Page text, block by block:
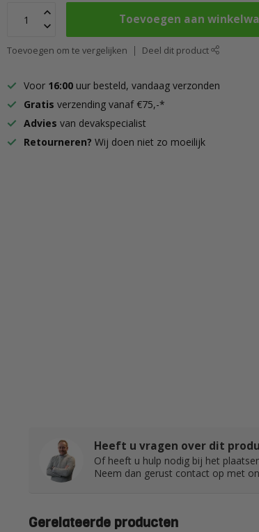
Toevoegen aan
Toevoegen om te vergelijken Deel dit product
Voor 16:00 uur besteld, vandaag verzonden
Gratis verzending vanaf €75,-*
Advies van devakspecialist
Retourneren?Wij doen niet zo moeilijk
Heeft u vragen over dit
Of heeft u hulp nodig bij het
Neem dan gerust contact op met
Gerelateerde producten